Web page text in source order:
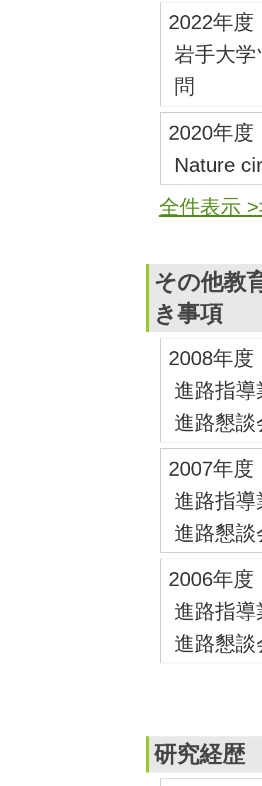
2022年度
岩手大
問
2020年度
Nature
全件表示
その他教
き事項
2008年度
進路指導
進路懇
2007年度
進路指導
進路懇
2006年度
進路指導
進路懇
研究経歴